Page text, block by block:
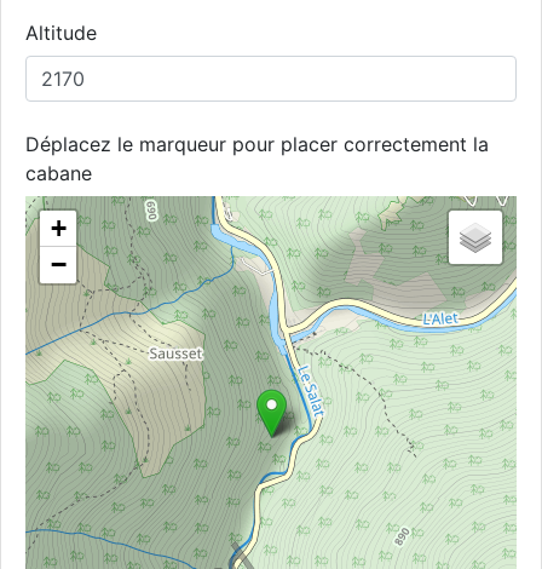
Altitude
Déplacez le marqueur pour placer correctement la
cabane
+
−